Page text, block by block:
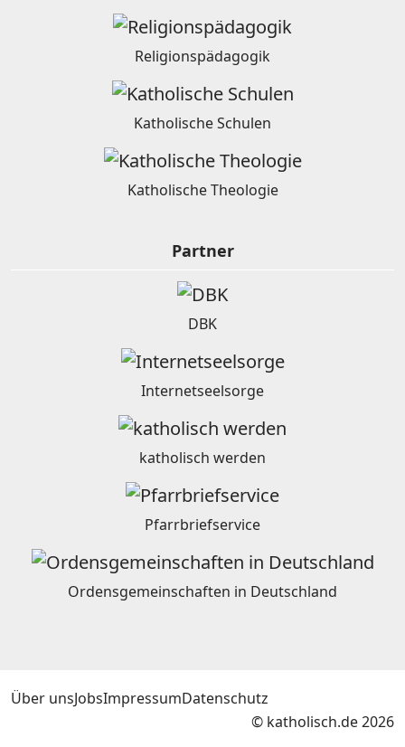
Religionspädagogik
Katholische Schulen
Katholische Theologie
Partner
DBK
Internetseelsorge
katholisch werden
Pfarrbriefservice
Ordensgemeinschaften in Deutschland
Über unsJobsImpressumDatenschutz
© katholisch.de 2026